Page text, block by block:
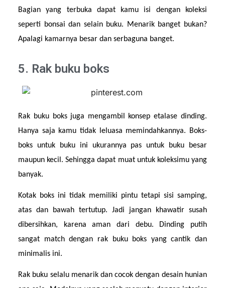
Bagian yang terbuka dapat kamu isi dengan koleksi
seperti bonsai dan selain buku. Menarik banget bukan?
Apalagi kamarnya besar dan serbaguna banget.
5. Rak buku boks
Rak buku boks juga mengambil konsep etalase dinding.
Hanya saja kamu tidak leluasa memindahkannya. Boks-
boks untuk buku ini ukurannya pas untuk buku besar
maupun kecil. Sehingga dapat muat untuk koleksimu yang
banyak.
Kotak boks ini tidak memiliki pintu tetapi sisi samping,
atas dan bawah tertutup. Jadi jangan khawatir susah
dibersihkan, karena aman dari debu. Dinding putih
sangat match dengan rak buku boks yang cantik dan
minimalis ini.
Rak buku selalu menarik dan cocok dengan desain hunian